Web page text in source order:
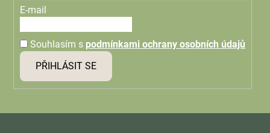
E-mail
Souhlasím s podmínkami ochrany osobních údajů
PŘIHLÁSIT SE